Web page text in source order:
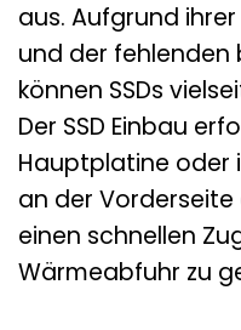
aus. Aufgrund
und der fehlenden
können SSDs
Der SSD Einbau
Hauptplatine oder
an der Vorderseite
einen schnellen
Wärmeabfuhr zu